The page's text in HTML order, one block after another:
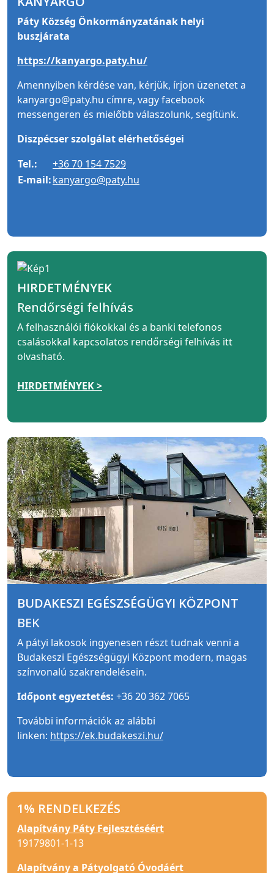
Páty Község Önkormányzatának helyi
buszjárata
https://kanyargo.paty.hu/
Amennyiben kérdése van, kérjük, írjon üzenetet a
kanyargo@paty.hu címre, vagy facebook
messengeren és mielőbb válaszolunk, segítünk.
Diszpécser szolgálat elérhetőségei
Tel.:
+36 70 154 7529
E-mail:kanyargo@paty.hu
HIRDETMÉNYEK
Rendőrségi felhívás
A felhasználói fiókokkal és a banki telefonos
csalásokkal kapcsolatos rendőrségi felhívás itt
olvasható.
HIRDETMÉNYEK >
BUDAKESZI EGÉSZSÉGÜGYI KÖZPONT
BEK
A pátyi lakosok ingyenesen részt tudnak venni a
Budakeszi Egészségügyi Központ modern, magas
színvonalú szakrendelésein.
Időpont egyeztetés: +36 20 362 7065
További információk az alábbi
linken: https://ek.budakeszi.hu/
1% RENDELKEZÉS
Alapítvány Páty Fejlesztéséért
19179801-1-13
Alapítvány a Pátyolgató Óvodáért